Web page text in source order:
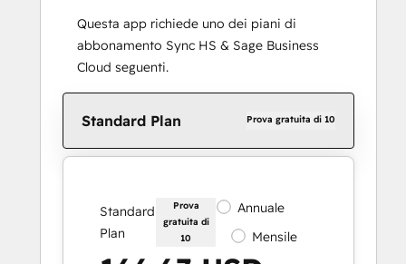
Questa app richiede uno dei piani di
abbonamento Sync HS & Sage Business
Cloud seguenti.
Standard Plan Prova gratuita di 10
Standard
Plan
Prova
gratuita di
10
Annuale
Mensile